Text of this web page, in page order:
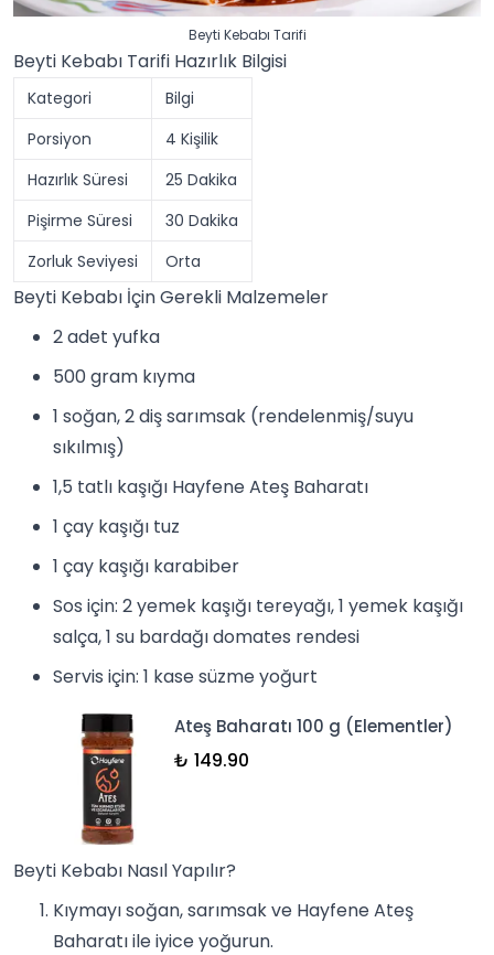
Beyti Kebabı Tarifi
Beyti Kebabı Tarifi Hazırlık Bilgisi
Kategori
Bilgi
Porsiyon
4 Kişilik
Hazırlık Süresi
25 Dakika
Pişirme Süresi
30 Dakika
Zorluk Seviyesi
Orta
Beyti Kebabı İçin Gerekli Malzemeler
2 adet yufka
500 gram kıyma
1 soğan, 2 diş sarımsak (rendelenmiş/suyu
sıkılmış)
1,5 tatlı kaşığı Hayfene Ateş Baharatı
1 çay kaşığı tuz
1 çay kaşığı karabiber
Sos için: 2 yemek kaşığı tereyağı, 1 yemek kaşığı
salça, 1 su bardağı domates rendesi
Servis için: 1 kase süzmeyoğurt
Ateş Baharatı 100 g (Elementler)
₺ 149.90
Beyti Kebabı Nasıl Yapılır?
Kıymayı soğan, sarımsak ve Hayfene Ateş
Baharatı ile iyice yoğurun.